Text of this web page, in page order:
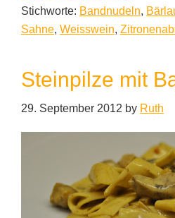
Stichworte: Bandnudeln,
Sahne, Weisswein,
Steinpilze mit
29. September 2012 by Ruth